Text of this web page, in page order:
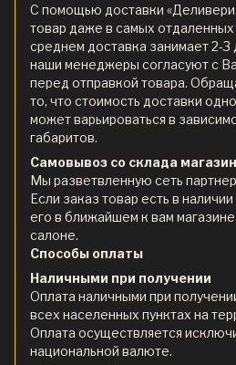
С помощью доставки
товар даже в самых отдаленных
среднем доставка занимает 2-3
наши менеджеры согласуют с
перед отправкой товара.
то, что стоимость доставки
может варьироваться в
габаритов.
Самовывоз со склада
Мы разветвленную сеть
Если заказ товар есть в
его в ближайшем к вам
салоне.
Способы оплаты
Наличными при получении
Оплата наличными при
всех населенных пунктах на
Оплата осуществляется
национальной валюте.